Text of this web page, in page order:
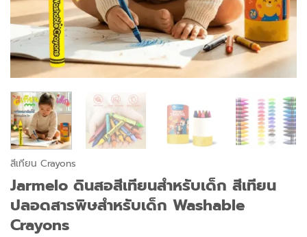
สีเทียน Crayons
Jarmelo ดินสอสีเทียนสำหรับเด็ก สีเทียน
ปลอดสารพิษสำหรับเด็ก Washable
Crayons